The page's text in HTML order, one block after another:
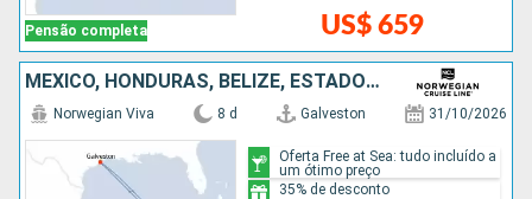
Pensão completa US$ 659
MÉXICO, HONDURAS, BELIZE, ESTADOS UNIDOS
Norwegian Viva 8 d Galveston 31/10/2026
Oferta Free at Sea: tudo incluído a
um ótimo preço
35% de desconto